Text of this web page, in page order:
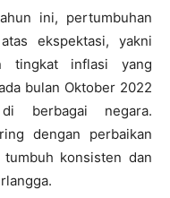
ini, pertumbuhan
ekspektasi, yakni
tingkat inflasi yang
bulan Oktober 2022
berbagai negara.
dengan perbaikan
konsisten dan